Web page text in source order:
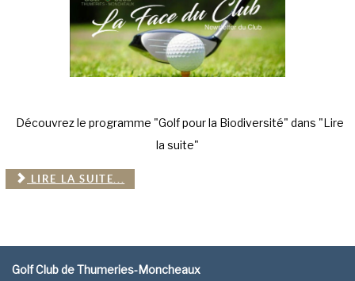
Découvrez le programme "Golf pour la Biodiversité" dans "Lire
la suite"
LIRE LA SUITE...
Golf Club de Thumeries-Moncheaux